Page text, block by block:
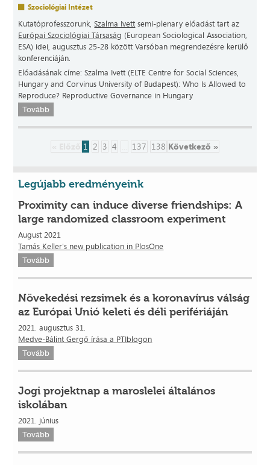
Szociológiai Intézet
Kutatóprofesszorunk,Szalma Ivett semi-plenary előadást tart az
Európai Szociológiai Társaság (European Sociological Association,
ESA) idei, augusztus 25-28 között Varsóban megrendezésre kerülő
konferenciáján.
Előadásának címe: Szalma Ivett (ELTE Centre for Social Sciences,
Hungary and Corvinus University of Budapest): Who Is Allowed to
Reproduce? Reproductive Governance in Hungary
Tovább
1 2 3 4 137 138 Következő »
Legújabb eredményeink
Proximity can induce diverse friendships: A
large randomized classroom experiment
August 2021
Tamás Keller's new publication in PlosOne
Tovább
Növekedési rezsimek és a koronavírus válság
az Európai Unió keleti és déli perifériáján
2021. augusztus 31.
Medve-Bálint Gergő írása a PTIblogon
Tovább
Jogi projektnap a maroslelei általános
iskolában
2021. június
Tovább